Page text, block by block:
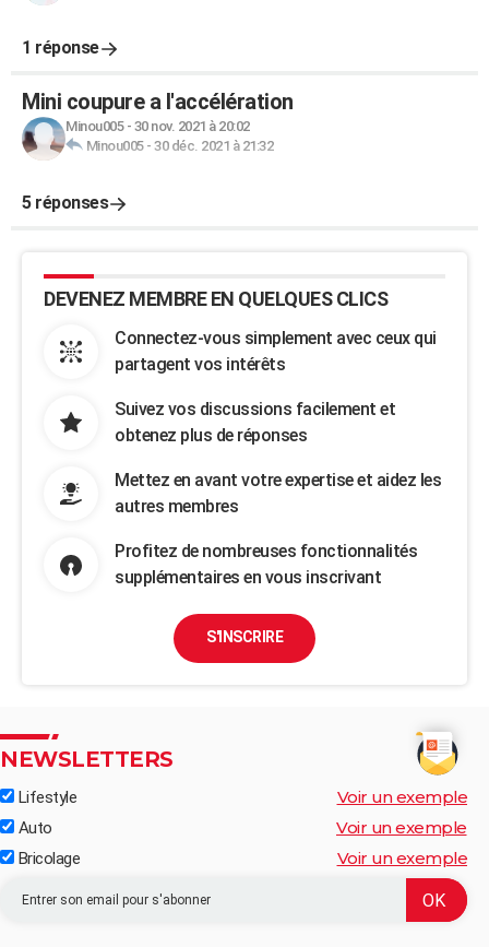
1 réponse
Mini coupure a l'accélération
Minou005- 30 nov. 2021 à 20:02
Minou005- 30 déc. 2021 à 21:32
5 réponses
DEVENEZ MEMBRE EN QUELQUES CLICS
Connectez-vous simplement avec ceux qui
partagent vos intérêts
Suivez vos discussions facilement et
obtenez plus de réponses
Mettez en avant votre expertise et aidez les
autres membres
Profitez de nombreuses fonctionnalités
supplémentaires en vous inscrivant
S'INSCRIRE
NEWSLETTERS
Lifestyle Voir un exemple
Auto Voir un exemple
Bricolage Voir un exemple